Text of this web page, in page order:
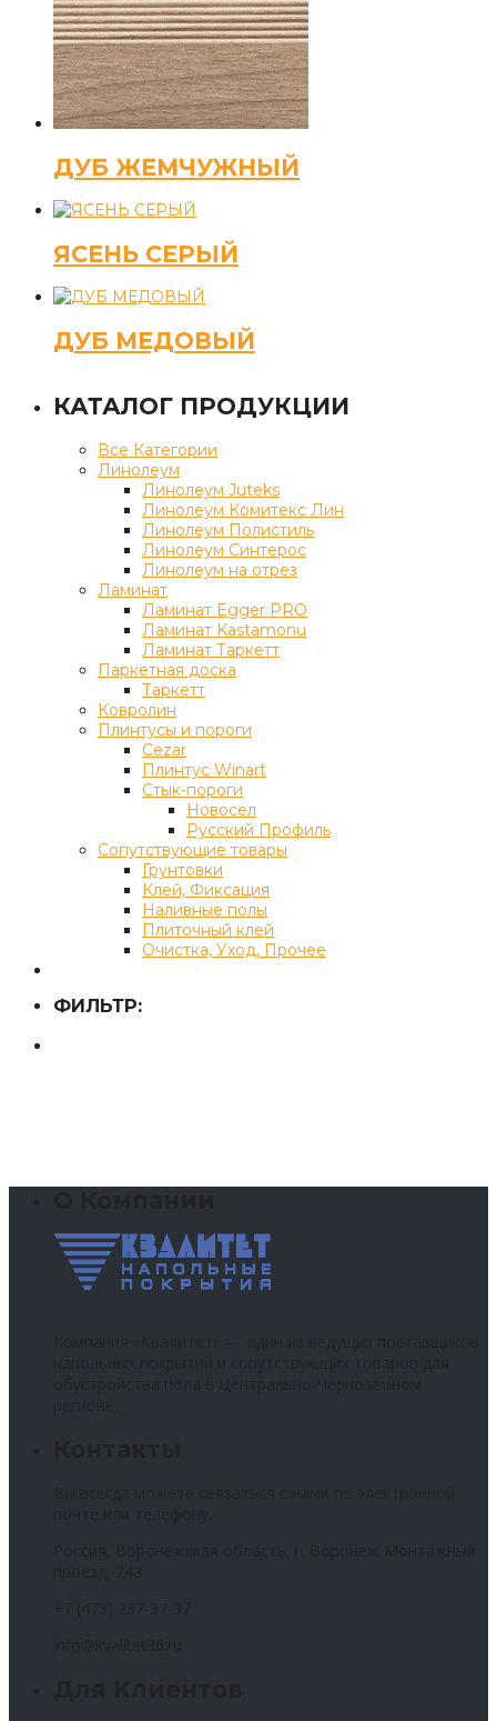
ДУБ ЖЕМЧУЖНЫЙ
ЯСЕНЬ СЕРЫЙ
ДУБ МЕДОВЫЙ
КАТАЛОГ ПРОДУКЦИИ
Все Категории
Линолеум
Линолеум Juteks
Линолеум Комитекс Лин
Линолеум Полистиль
Линолеум Синтерос
Линолеум на отрез
Ламинат
Ламинат Egger PRO
Ламинат Kastamonu
Ламинат Таркетт
Паркетная доска
Таркетт
Ковролин
Плинтусы и пороги
Cezar
Плинтус Winart
Стык-пороги
Новосел
Русский Профиль
Сопутствующие товары
Грунтовки
Клей, Фиксация
Наливные полы
Плиточный клей
Очистка, Уход, Прочее
ФИЛЬТР: